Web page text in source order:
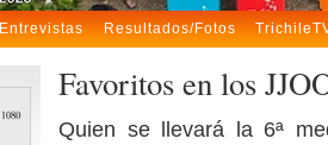
Entrevistas Resultados/Fotos
Favoritos en los
Quien se llevará la 6ª